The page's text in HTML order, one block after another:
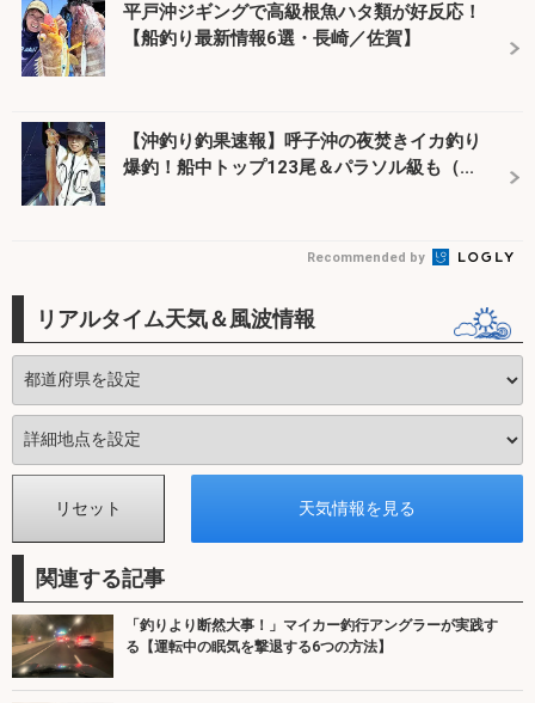
平戸沖ジギングで高級根魚ハタ類が好反応！
【船釣り最新情報6選・長崎／佐賀】
【沖釣り釣果速報】呼子沖の夜焚きイカ釣り
爆釣！船中トップ123尾＆パラソル級も（...
Recommended by
リアルタイム天気＆風波情報
関連する記事
「釣りより断然大事！」マイカー釣行アングラーが実践す
る【運転中の眠気を撃退する6つの方法】